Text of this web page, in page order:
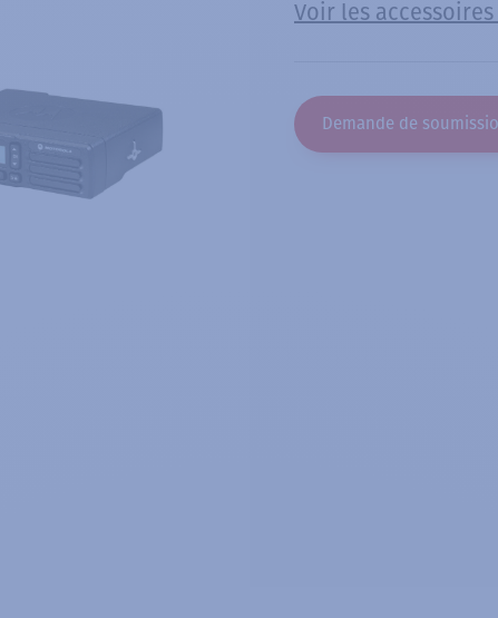
Voir les
Demande de